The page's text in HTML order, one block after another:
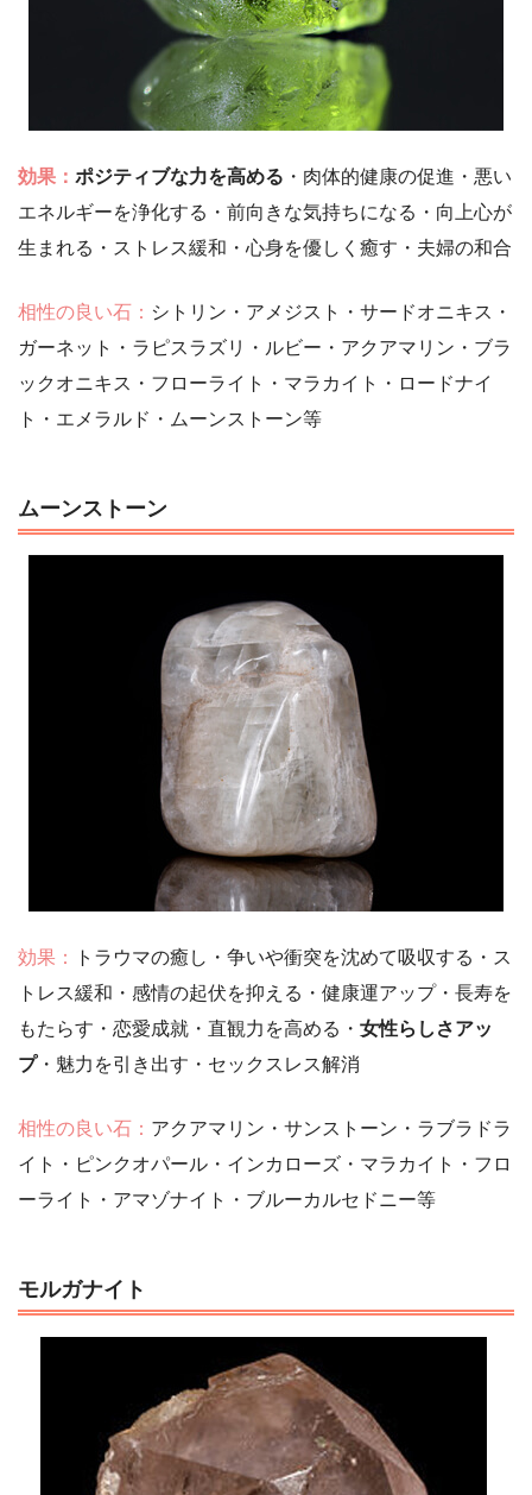
効果： ポジティブな力を高める ・肉体的健康の促進・悪い
エネルギーを浄化する・前向きな気持ちになる・向上心が
生まれる・ストレス緩和・心身を優しく癒す・夫婦の和合
相性の良い石： シトリン・アメジスト・サードオニキス・
ガーネット・ラピスラズリ・ルビー・アクアマリン・ブラ
ックオニキス・フローライト・マラカイト・ロードナイ
ト・エメラルド・ムーンストーン等
ムーンストーン
効果：
トラウマの癒し・争いや衝突を沈めて吸収する・ス
トレス緩和・感情の起伏を抑える・健康運アップ・長寿を
もたらす・恋愛成就・直観力を高める・ 女性らしさアッ
プ・魅力を引き出す・セックスレス解消
相性の良い石： アクアマリン・サンストーン・ラブラドラ
イト・ピンクオパール・インカローズ・マラカイト・フロ
ーライト・アマゾナイト・ブルーカルセドニー等
モルガナイト